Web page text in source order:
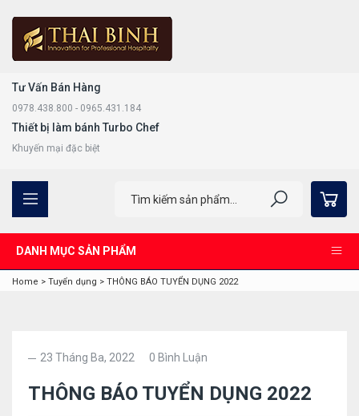
Tư Vấn Bán Hàng
0978.438.800 - 0965.431.184
Thiết bị làm bánh Turbo Chef
Khuyến mại đặc biệt
DANH MỤC SẢN PHẨM
Home > Tuyển dụng > THÔNG BÁO TUYỂN DỤNG 2022
23 Tháng Ba, 2022 0 Bình Luận
THÔNG BÁO TUYỂN DỤNG 2022